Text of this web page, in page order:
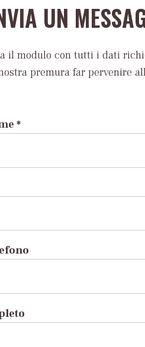
UN
il modulo con tutti i dati
premura far pervenire
*